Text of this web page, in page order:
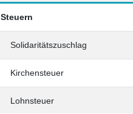
Steuern
Solidaritätszuschlag
Kirchensteuer
Lohnsteuer